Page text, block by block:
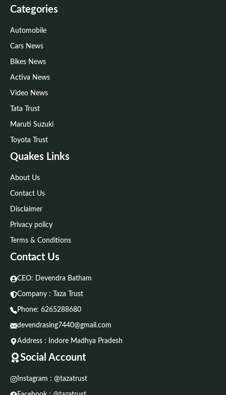
Categories
Automobile
Cars News
Bikes News
Activa News
Video News
Tata Trust
Maruti Suzuki
Toyota Trust
Quakes Links
About Us
Contact Us
Disclaimer
Privacy policy
Terms & Conditions
Contact Us
CEO: Devendra Batham
Company : Taza Trust
Phone: 6265288680
devendrasing7440@gmail.com
Address : Indore Madhya Pradesh
Social Account
Instagram : @tazatrust